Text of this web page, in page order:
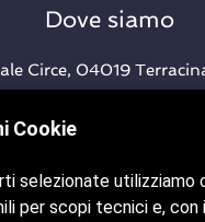
Dove siamo
Circe, 04019
+0773 1769044
Cookie
selezionate utilizziamo
per scopi tecnici e, con